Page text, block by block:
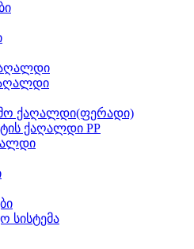
ქაღალდი(ფერადი)
ქაღალდი PP
სისტემა